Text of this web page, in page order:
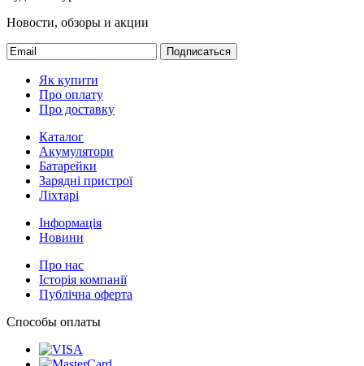
Новости, обзоры и акции
Подписаться
Як купити
Про оплату
Про доставку
Каталог
Акумулятори
Батарейки
Зарядні пристрої
Ліхтарі
Інформація
Новини
Про нас
Історія компанії
Публічна оферта
Способы оплаты